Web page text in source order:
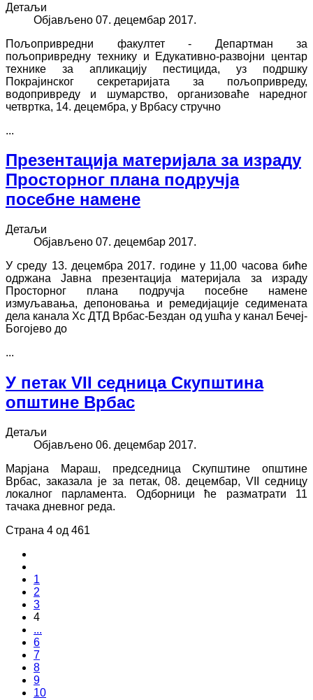
Детаљи
Објављено 07. децембар 2017.
Пољопривредни факултет - Департман за
пољопривредну технику и Едукативно-развојни центар
технике за апликацију пестицида, уз подршку
Покрајинског секретаријата за пољопривреду,
водопривреду и шумарство, организоваће наредног
четвртка, 14. децембра, у Врбасу стручно
...
Презентација материјала за израду
Просторног плана подручја
посебне намене
Детаљи
Објављено 07. децембар 2017.
У среду 13. децембра 2017. године у 11,00 часова биће
одржана Јавна презентација материјала за израду
Просторног плана подручја посебне намене
измуљавања, депоновања и ремедијације седимената
дела канала Хс ДТД Врбас-Бездан од ушћа у канал Бечеј-
Богојево до
...
У петак VII седница Скупштина
општине Врбас
Детаљи
Објављено 06. децембар 2017.
Марјана Мараш, председница Скупштине општине
Врбас, заказала је за петак, 08. децембар, VII седницу
локалног парламента. Одборници ће разматрати 11
тачака дневног реда.
Страна 4 од 461
1
2
3
4
...
6
7
8
9
10